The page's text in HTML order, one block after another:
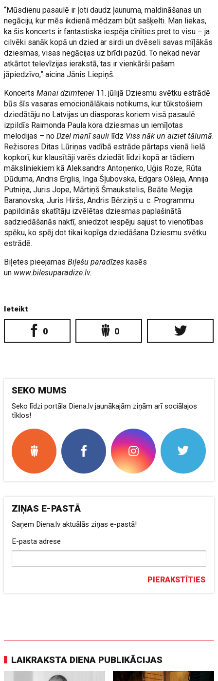
“Mūsdienu pasaulē ir ļoti daudz ļaunuma, maldināšanas un
negāciju, kur mēs ikdienā mēdzam būt sašķelti. Man liekas,
ka šis koncerts ir fantastiska iespēja cīnīties pret to visu – ja
cilvēki sanāk kopā un dzied ar sirdi un dvēseli savas mīļākās
dziesmas, visas negācijas uz brīdi pazūd. To nekad nevar
atkārtot televīzijas ierakstā, tas ir vienkārši pašam
jāpiedzīvo,” aicina Jānis Liepiņš.
KoncertsManai dzimtenei 11. jūlijā Dziesmu svētku estrādē
būs šīs vasaras emocionālākais notikums, kur tūkstošiem
dziedātāju no Latvijas un diasporas koriem visā pasaulē
izpildīs Raimonda Paula kora dziesmas un iemīļotas
melodijas – noDzel manī sauli līdz Viss nāk un aiziet tālumā.
Režisores Ditas Lūriņas vadībā estrāde pārtaps vienā lielā
kopkorī, kur klausītāji varēs dziedāt līdzi kopā ar tādiem
māksliniekiem kā Aleksandrs Antoņenko, Uģis Roze, Rūta
Dūduma, Andris Ērglis, Inga Šļubovska, Edgars Ošleja, Annija
Putniņa, Juris Jope, Mārtiņš Šmaukstelis, Beāte Megija
Baranovska, Juris Hiršs, Andris Bērziņš u. c. Programmu
papildinās skatītāju izvēlētas dziesmas paplašinātā
sadziedāšanās naktī, sniedzot iespēju sajust to vienotības
spēku, ko spēj dot tikai kopīga dziedāšana Dziesmu svētku
estrādē.
Biļetes pieejamasBiļešu paradīzes kasēs
un www.bilesuparadize.lv.
Ieteikt
0 0
SEKO MUMS
Seko līdzi portāla Diena.lv jaunākajām ziņām arī sociālajos
tīklos!
ZIŅAS E-PASTĀ
Saņem Diena.lv aktuālās ziņas e-pastā!
E-pasta adrese
PIERAKSTĪTIES
LAIKRAKSTA DIENA PUBLIKĀCIJAS